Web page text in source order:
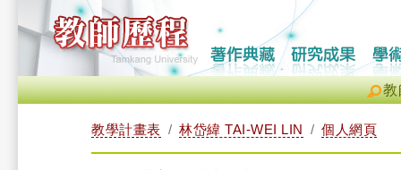
教
教學計畫表 林岱緯 TAI-WEI LIN 個人網頁